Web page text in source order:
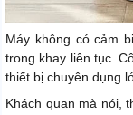
Máy không có cảm
trong khay liên tục.
thiết bị chuyên dụng
Khách quan mà nói,